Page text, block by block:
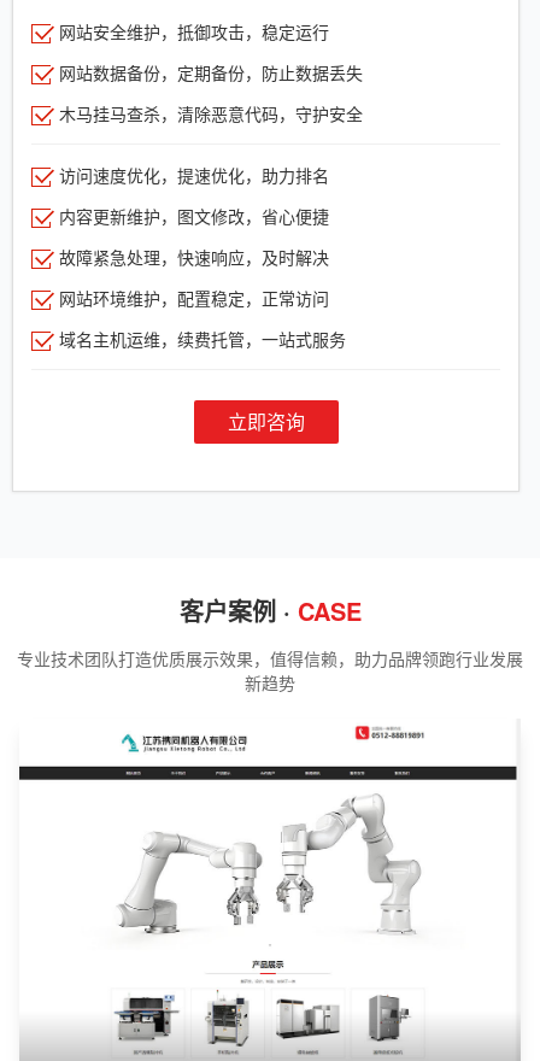
网站安全维护，抵御攻击，稳定运行
网站数据备份，定期备份，防止数据丢失
木马挂马查杀，清除恶意代码，守护安全
访问速度优化，提速优化，助力排名
内容更新维护，图文修改，省心便捷
故障紧急处理，快速响应，及时解决
网站环境维护，配置稳定，正常访问
域名主机运维，续费托管，一站式服务
立即咨询
客户案例 · CASE
专业技术团队打造优质展示效果，值得信赖，助力品牌领跑行业发展
新趋势